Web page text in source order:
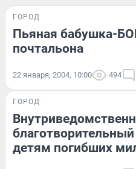
ГОРОД
Пьяная бабушка-
почтальона
22 января, 2004, 10:00 494
ГОРОД
детям погибших